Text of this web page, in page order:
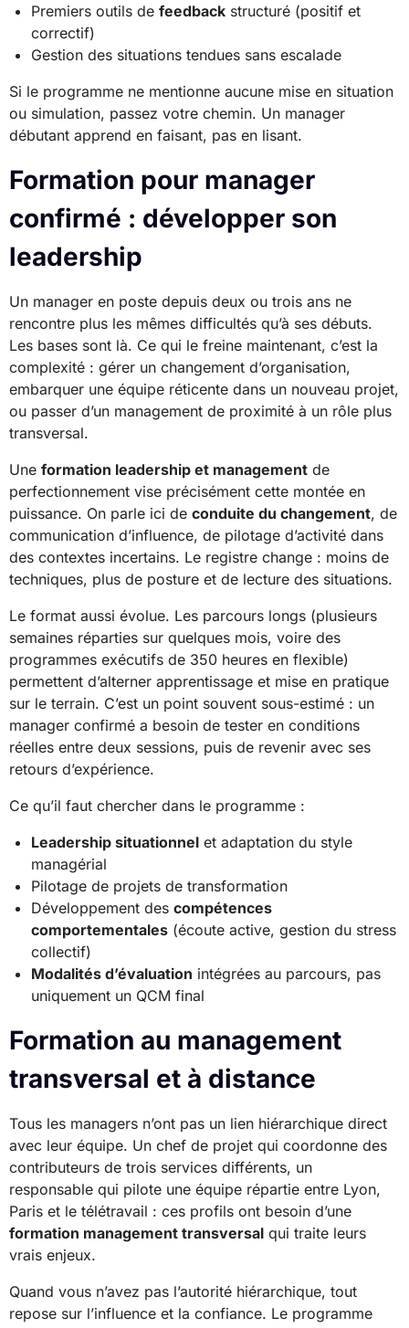
Premiers outils de feedback structuré (positif et
correctif)
Gestion des situations tendues sans escalade
Si le programme ne mentionne aucune mise en situation
ou simulation, passez votre chemin. Un manager
débutant apprend en faisant, pas en lisant.
Formation pour manager
confirmé : développer son
leadership
Un manager en poste depuis deux ou trois ans ne
rencontre plus les mêmes difficultés qu’à ses débuts.
Les bases sont là. Ce qui le freine maintenant, c’est la
complexité : gérer un changement d’organisation,
embarquer une équipe réticente dans un nouveau projet,
ou passer d’un management de proximité à un rôle plus
transversal.
Une formation leadership et management de
perfectionnement vise précisément cette montée en
puissance. On parle ici de conduite du changement, de
communication d’influence, de pilotage d’activité dans
des contextes incertains. Le registre change : moins de
techniques, plus de posture et de lecture des situations.
Le format aussi évolue. Les parcours longs (plusieurs
semaines réparties sur quelques mois, voire des
programmes exécutifs de 350 heures en flexible)
permettent d’alterner apprentissage et mise en pratique
sur le terrain. C’est un point souvent sous-estimé : un
manager confirmé a besoin de tester en conditions
réelles entre deux sessions, puis de revenir avec ses
retours d’expérience.
Ce qu’il faut chercher dans le programme :
Leadership situationnel et adaptation du style
managérial
Pilotage de projets de transformation
Développement des compétences
comportementales (écoute active, gestion du stress
collectif)
Modalités d’évaluation intégrées au parcours, pas
uniquement un QCM final
Formation au management
transversal et à distance
Tous les managers n’ont pas un lien hiérarchique direct
avec leur équipe. Un chef de projet qui coordonne des
contributeurs de trois services différents, un
responsable qui pilote une équipe répartie entre Lyon,
Paris et le télétravail : ces profils ont besoin d’une
formation management transversal qui traite leurs
vrais enjeux.
Quand vous n’avez pas l’autorité hiérarchique, tout
repose sur l’influence et la confiance. Le programme